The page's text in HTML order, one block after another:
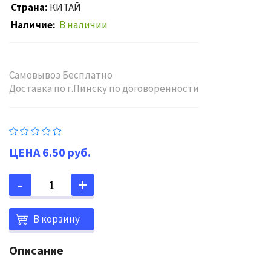
Страна КИТАЙ
Наличие В наличии
Самовывоз Бесплатно
Доставка по г.Пинску по договоренности
6.50 руб.
В корзину
Описание